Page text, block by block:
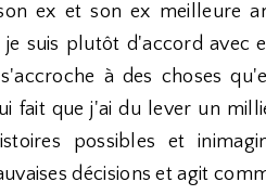
ex et son ex meilleure
suis plutôt d'accord avec
à des choses
fait que j'ai du lever un
possibles et
décisions et agit